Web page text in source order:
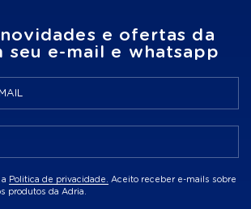
e ofertas da
seu e-mail e whatsapp
Politica de privacidade. Aceito receber e-mails sobre
produtos da Adria.